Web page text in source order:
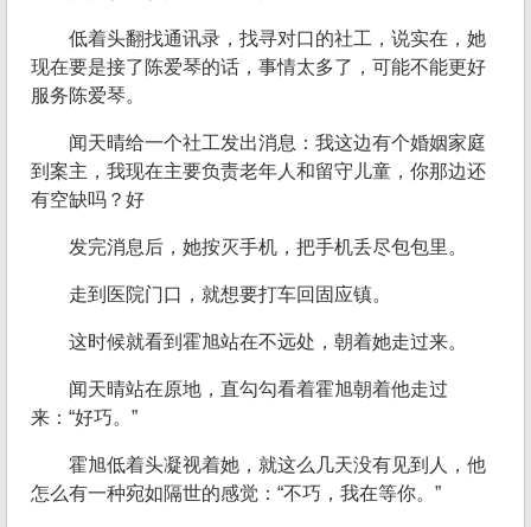
低着头翻找通讯录，找寻对口的社工，说实在，她
现在要是接了陈爱琴的话，事情太多了，可能不能更好
服务陈爱琴。
闻天晴给一个社工发出消息：我这边有个婚姻家庭
到案主，我现在主要负责老年人和留守儿童，你那边还
有空缺吗？好
发完消息后，她按灭手机，把手机丢尽包包里。
走到医院门口，就想要打车回固应镇。
这时候就看到霍旭站在不远处，朝着她走过来。
闻天晴站在原地，直勾勾看着霍旭朝着他走过
来：“好巧。”
霍旭低着头凝视着她，就这么几天没有见到人，他
怎么有一种宛如隔世的感觉：“不巧，我在等你。”